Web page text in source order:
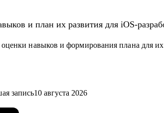
недавно стал руководителем, и Project-
аналитикам, Data-инженерам, backend- и
и план их развития для iOS-
навыков и формирования плана для
запись10 августа 2026